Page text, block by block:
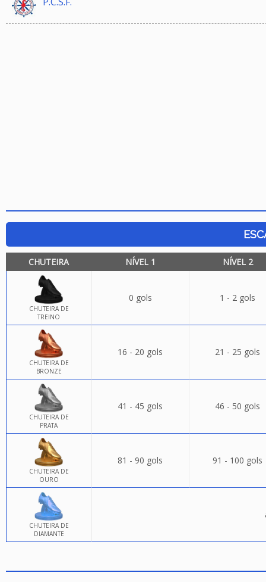
CHUTEIRA NÍVEL 1 NÍVEL 2
CHUTEIRA DE
TREINO
0 gols 1 - 2 gols
CHUTEIRA DE
BRONZE
16 - 20 gols 21 - 25 gols
CHUTEIRA DE
PRATA
41 - 45 gols 46 - 50 gols
CHUTEIRA DE
OURO
81 - 90 gols 91 - 100 gols
CHUTEIRA DE
DIAMANTE